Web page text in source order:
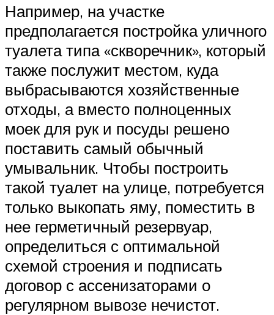
Например, на участке
предполагается постройка уличного
туалета типа «скворечник», который
также послужит местом, куда
выбрасываются хозяйственные
отходы, а вместо полноценных
моек для рук и посуды решено
поставить самый обычный
умывальник. Чтобы построить
такой туалет на улице, потребуется
только выкопать яму, поместить в
нее герметичный резервуар,
определиться с оптимальной
схемой строения и подписать
договор с ассенизаторами о
регулярном вывозе нечистот.